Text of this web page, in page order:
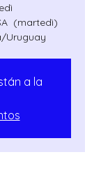
(martedì)
Uruguay
a la